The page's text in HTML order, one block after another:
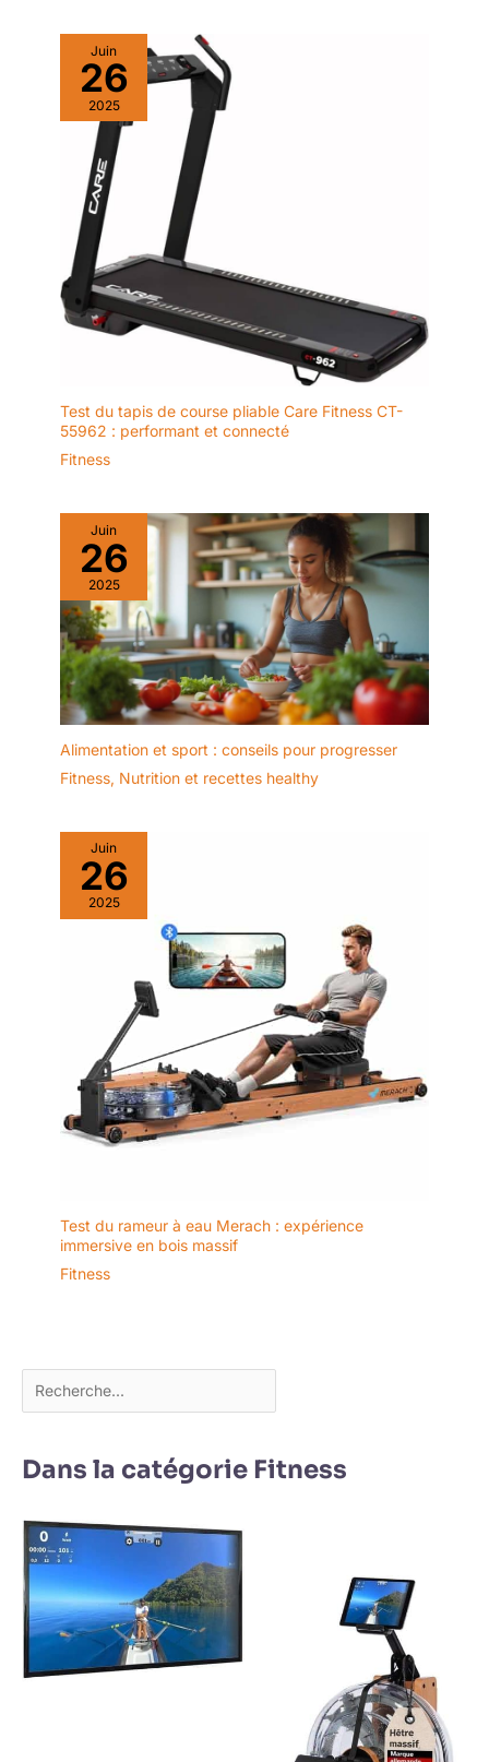
facilement, vous permettant
ainsi de maintenir votre routine
sportive tout en travaillant, en
regardant la télévision ou en
vous relaxant chez vous. Le
tapis de marche compact
indispensable. 【Facile à
ranger】: Grâce à ses roulettes
intégrées, vous pouvez le
déplacer sans effort vers le
bureau, la chambre ou toute
autre pièce. Son encombrement
réduit permet une installation
flexible, même dans un angle,
sans sacrifier d'espace.
Juin
26
2025
Test du tapis de course pliable Care Fitness CT-
55962 : performant et connecté
Fitness
Juin
26
2025
Alimentation et sport : conseils pour progresser
Fitness, Nutrition et recettes healthy
Juin
26
2025
Test du rameur à eau Merach : expérience
immersive en bois massif
Fitness
Dans la catégorie Fitness